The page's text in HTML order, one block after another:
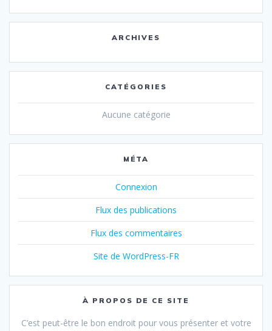
ARCHIVES
CATÉGORIES
Aucune catégorie
MÉTA
Connexion
Flux des publications
Flux des commentaires
Site de WordPress-FR
À PROPOS DE CE SITE
C’est peut-être le bon endroit pour vous présenter et votre